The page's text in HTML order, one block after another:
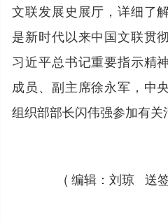
文联发展史展厅，详细了
是新时代以来中国文联贯
习近平总书记重要指示精
成员、副主席徐永军，中
组织部部长闪伟强参加有关
( 编辑：刘琼 送